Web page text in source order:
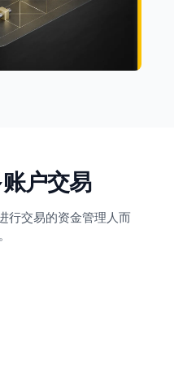
户交易
行交易的资金管理人而